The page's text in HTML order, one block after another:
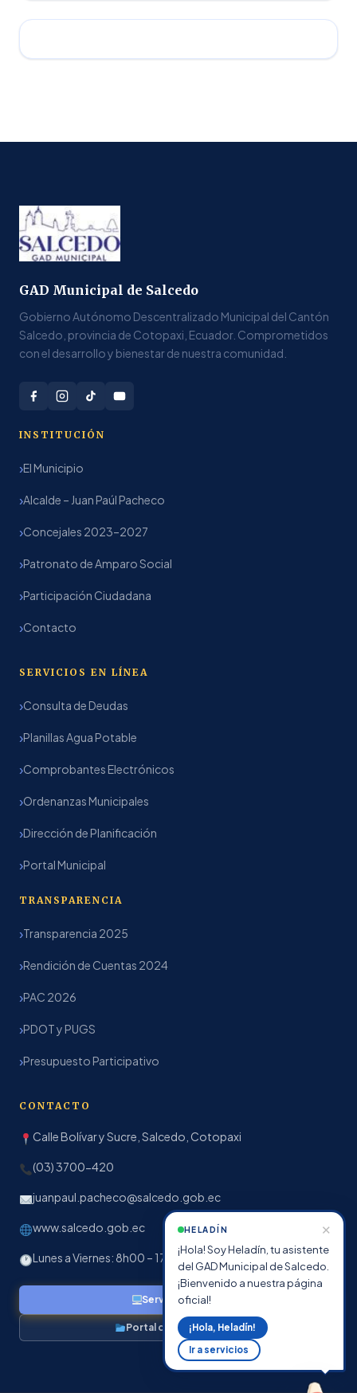
GAD Municipal de Salcedo
Gobierno Autónomo Descentralizado Municipal del Cantón
Salcedo, provincia de Cotopaxi, Ecuador. Comprometidos
con el desarrollo y bienestar de nuestra comunidad.
INSTITUCIÓN
El Municipio
Alcalde – Juan Paúl Pacheco
Concejales 2023–2027
Patronato de Amparo Social
Participación Ciudadana
Contacto
SERVICIOS EN LÍNEA
Consulta de Deudas
Planillas Agua Potable
Comprobantes Electrónicos
Ordenanzas Municipales
Dirección de Planificación
Portal Municipal
TRANSPARENCIA
Transparencia 2025
Rendición de Cuentas 2024
PAC 2026
PDOT y PUGS
Presupuesto Participativo
CONTACTO
Calle Bolívar y Sucre, Salcedo, Cotopaxi
(03) 3700-420
juanpaul.pacheco@salcedo.gob.ec
www.salcedo.gob.ec
Lunes a Viernes: 8h00 – 17h00
Servicios en línea
Portal de Transparencia
HELADÍN ✕
¡Hola! Soy Heladín, tu asistente
del GAD Municipal de Salcedo.
¡Bienvenido a nuestra página
oficial!
¡Hola, Heladín!
Ir a servicios